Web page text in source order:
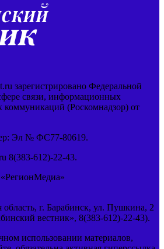
зарегистрировано Федеральной
связи, информационных
коммуникаций (Роскомнадзор) от
Эл № ФС77-80619.
8(383-612)-22-43.
г. Барабинск, ул. Пушкина, 2
вестник», 8(383-612)-22-43).
использовании материалов,